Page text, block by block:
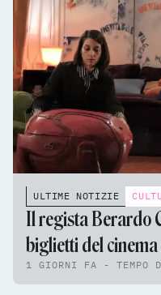
ULTIME NOTIZIE
Il regista Berardo
biglietti del
1 GIORNI FA - TEMPO